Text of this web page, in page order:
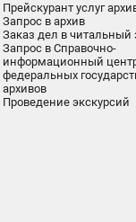
Прейскурант услуг
Запрос в архив
Заказ дел в читальный
Запрос в Справочно-
информационный
федеральных
архивов
Проведение экскурсий